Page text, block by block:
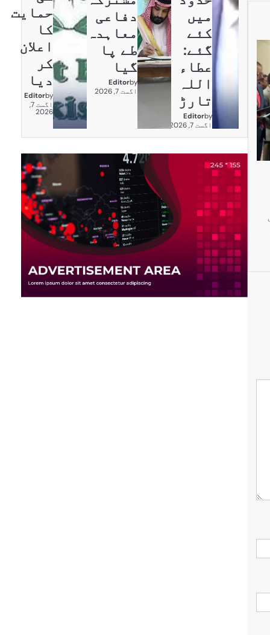
میں
کئے
گئے:
عطاء
اللہ
تارڑ
by
Editor
اگست 7, 2026
دفاعی
معاہدہ
طے پا
گیا
by
Editor
اگست 7, 2026
حمایت
کا
اعلان
کر
دیا
by
Editor
اگست 7,
2026